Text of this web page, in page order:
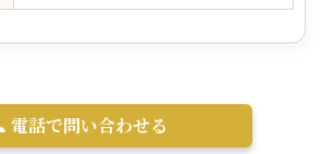
電話で問い合わせる